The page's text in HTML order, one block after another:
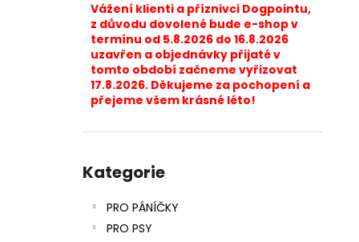
Vážení klienti a příznivci Dogpointu,
z důvodu dovolené bude e-shop v
termínu od 5.8.2026 do 16.8.2026
uzavřen a objednávky přijaté v
tomto období začneme vyřizovat
17.8.2026. Děkujeme za pochopení a
přejeme všem krásné léto!
kategorie
Kategorie
PRO PÁNÍČKY
PRO PSY